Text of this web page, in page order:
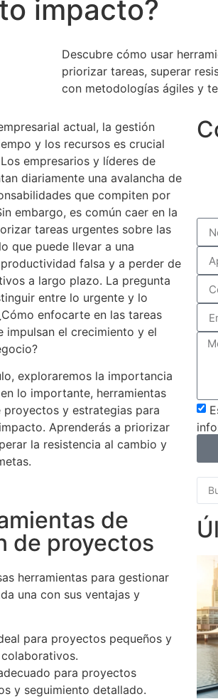
impacto?
Descubre cómo usar
priorizar tareas, superar
con metodologías ágiles y
actual, la gestión
y los recursos es crucial
empresarios y líderes de
diariamente una avalancha de
que compiten por
embargo, es común caer en la
tareas urgentes sobre las
que puede llevar a una
falsa y a perder de
a largo plazo. La pregunta
entre lo urgente y lo
enfocarte en las tareas
impulsan el crecimiento y el
exploraremos la importancia
lo importante, herramientas
proyectos y estrategias para
Aprenderás a priorizar
la resistencia al cambio y
de
de proyectos
herramientas para gestionar
una con sus ventajas y
para proyectos pequeños y
para proyectos
y seguimiento detallado.